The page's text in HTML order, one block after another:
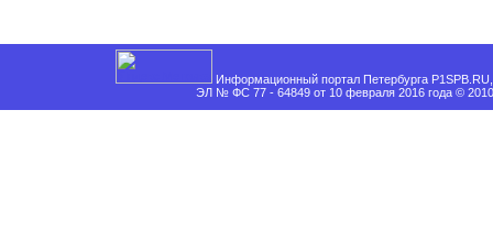
Информационный портал Петербурга
ЭЛ № ФС 77 - 64849 от 10 февраля 2016 года ©